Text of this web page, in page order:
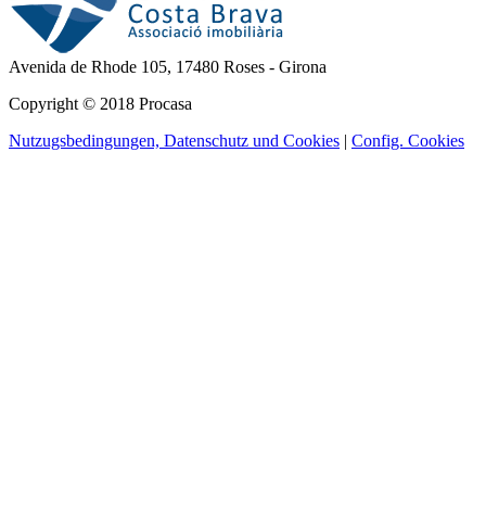
Avenida de Rhode 105, 17480 Roses - Girona
Copyright © 2018 Procasa
Nutzugsbedingungen, Datenschutz und Cookies | Config. Cookies